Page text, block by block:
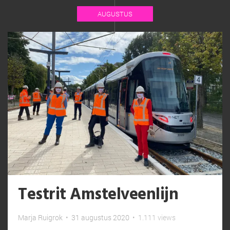
AUGUSTUS
Testrit Amstelveenlijn
Marja Ruigrok • 31 augustus 2020 • 1.111 views